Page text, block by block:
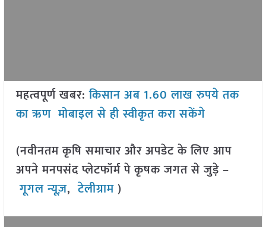
महत्वपूर्ण खबर: किसान अब 1.60 लाख रुपये तक
का ऋण मोबाइल से ही स्वीकृत करा सकेंगे
(नवीनतम कृषि समाचार और अपडेट के लिए आप
अपने मनपसंद प्लेटफॉर्म पे कृषक जगत से जुड़े –
गूगल न्यूज़,टेलीग्राम )